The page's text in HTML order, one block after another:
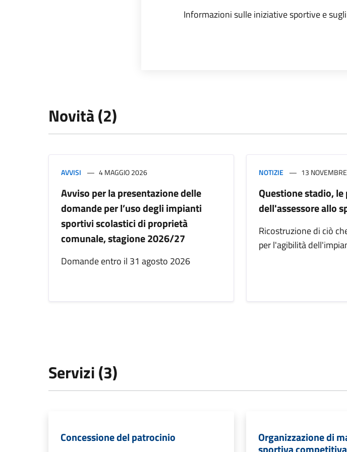
Informazioni sulle iniziative sportive e
Novità (2)
AVVISI 4 MAGGIO 2026
Avviso per la presentazione delle
domande per l’uso degli impianti
sportivi scolastici di proprietà
comunale, stagione 2026/27
Domande entro il 31 agosto 2026
NOTIZIE 13
Questione stadio,
dell'assessore allo
Ricostruzione di ciò
per l'agibilità
Servizi (3)
Concessione del patrocinio Organizzazione di